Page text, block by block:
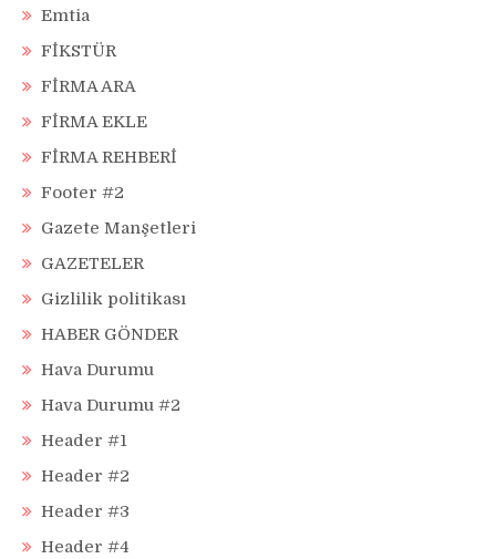
Emtia
FİKSTÜR
FİRMA ARA
FİRMA EKLE
FİRMA REHBERİ
Footer #2
Gazete Manşetleri
GAZETELER
Gizlilik politikası
HABER GÖNDER
Hava Durumu
Hava Durumu #2
Header #1
Header #2
Header #3
Header #4